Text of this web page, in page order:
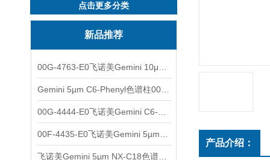
点击更多分类
新品推荐
产品介绍：